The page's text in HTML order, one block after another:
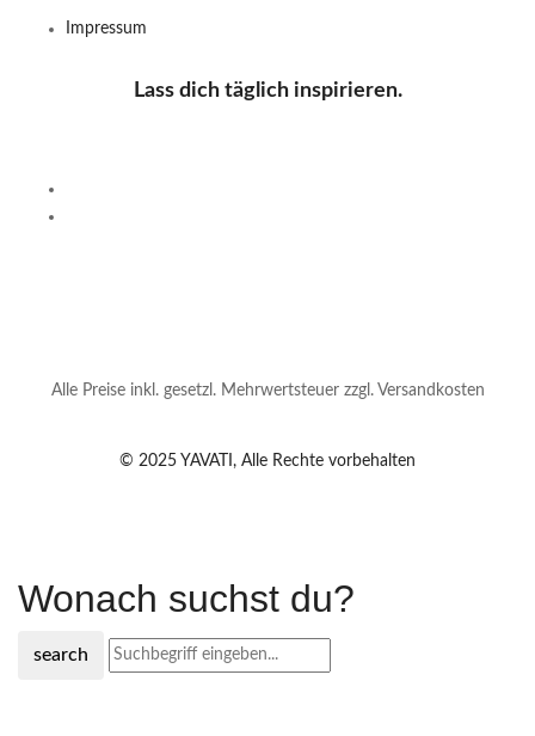
Impressum
Lass dich täglich inspirieren.
Alle Preise inkl. gesetzl. Mehrwertsteuer zzgl. Versandkosten
© 2025 YAVATI, Alle Rechte vorbehalten
Wonach suchst du?
search